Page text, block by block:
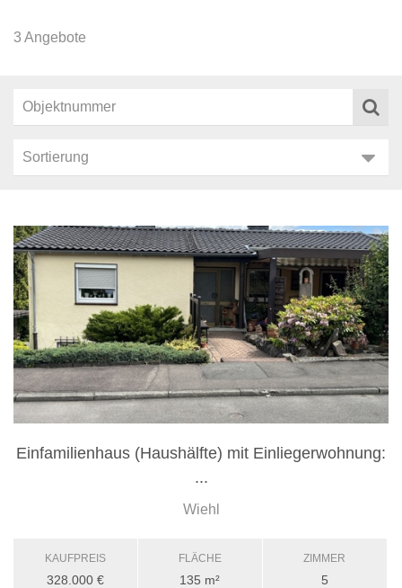
3 Angebote
Einfamilienhaus (Haushälfte) mit Einliegerwohnung:
...
Wiehl
KAUFPREIS
328.000 €
FLÄCHE
135 m²
ZIMMER
5